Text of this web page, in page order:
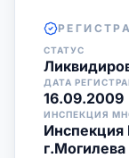
СТАТУС
ДАТА
16.09.2009
ИНСПЕКЦИЯ
г.Могилева